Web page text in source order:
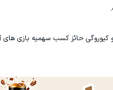
حائز کسب سهمیه بازی های